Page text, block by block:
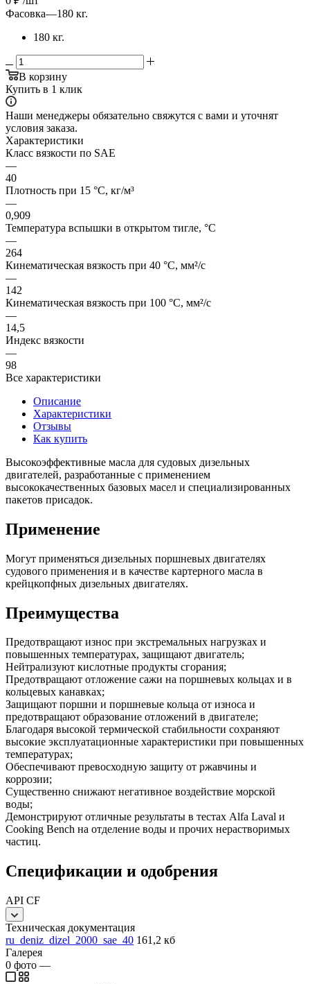
Фасовка—180 кг.
180 кг.
В корзину
Купить в 1 клик
Наши менеджеры обязательно свяжутся с вами и уточнят
условия заказа.
Характеристики
Класс вязкости по SAE
—
40
Плотность при 15 °C, кг/м³
—
0,909
Температура вспышки в открытом тигле, °C
—
264
Кинематическая вязкость при 40 °C, мм²/с
—
142
Кинематическая вязкость при 100 °C, мм²/с
—
14,5
Индекс вязкости
—
98
Все характеристики
Описание
Характеристики
Отзывы
Как купить
Высокоэффективные масла для судовых дизельных
двигателей, разработанные с применением
высококачественных базовых масел и специализированных
пакетов присадок.
Применение
Могут применяться дизельных поршневых двигателях
судового применения и в качестве картерного масла в
крейцкопфных дизельных двигателях.
Преимущества
Предотвращают износ при экстремальных нагрузках и
повышенных температурах, защищают двигатель;
Нейтрализуют кислотные продукты сгорания;
Предотвращают отложение сажи на поршневых кольцах и в
кольцевых канавках;
Защищают поршни и поршневые кольца от износа и
предотвращают образование отложений в двигателе;
Благодаря высокой термической стабильности сохраняют
высокие эксплуатационные характеристики при повышенных
температурах;
Обеспечивают превосходную защиту от ржавчины и
коррозии;
Существенно снижают негативное воздействие морской
воды;
Демонстрируют отличные результаты в тестах Alfa Laval и
Cooking Bench на отделение воды и прочих нерастворимых
частиц.
Спецификации и одобрения
API CF
Техническая документация
ru_deniz_dizel_2000_sae_40 161,2 кб
Галерея
0 фото —